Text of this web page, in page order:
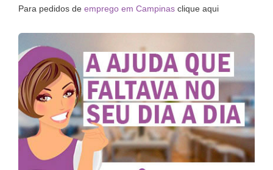
Para pedidos de emprego em Campinas clique aqui